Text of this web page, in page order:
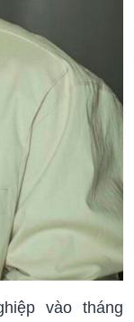
vào tháng